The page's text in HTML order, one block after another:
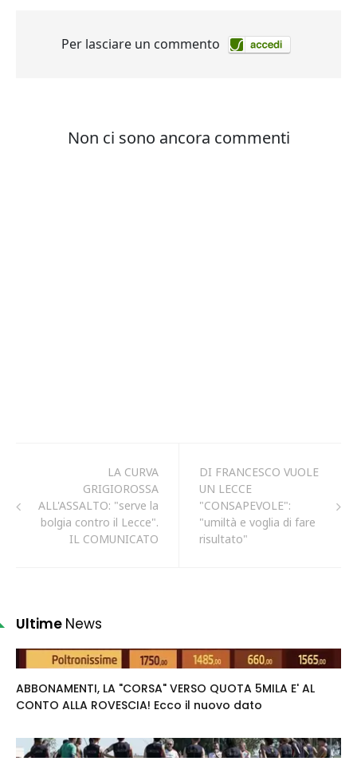
LA CURVA
GRIGIOROSSA
ALL'ASSALTO: "serve la
bolgia contro il Lecce".
IL COMUNICATO
DI FRANCESCO VUOLE
UN LECCE
"CONSAPEVOLE":
"umiltà e voglia di fare
risultato"
Ultime News
ABBONAMENTI, LA "CORSA" VERSO QUOTA 5MILA E' AL
CONTO ALLA ROVESCIA! Ecco il nuovo dato